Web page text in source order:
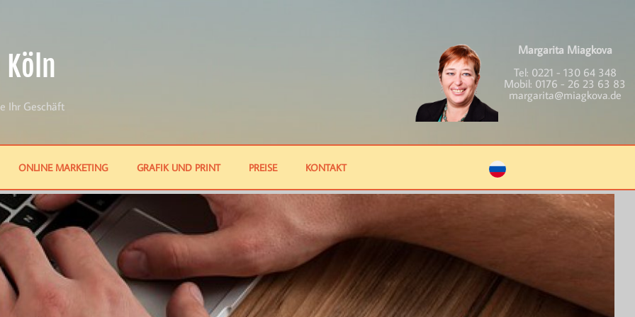
Köln
Ihr Geschäft
Margarita Miagkova
Tel: 0221 - 130 64 348
Mobil: 0176 - 26 23 63 83
margarita@miagkova.de
ONLINE MARKETING GRAFIK UND PRINT PREISE KONTAKT